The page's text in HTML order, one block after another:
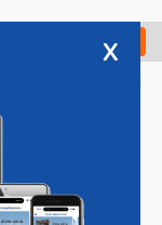
Check in
x